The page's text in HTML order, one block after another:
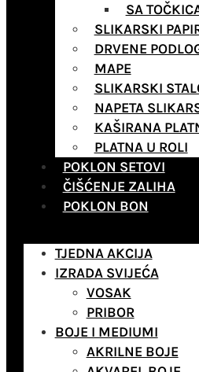
SA
SLIKARSKI
DRVENE
MAPE
SLIKARSKI
NAPETA
KAŠIRANA
PLATNA U ROLI
POKLON SETOVI
ČIŠĆENJE ZALIHA
POKLON BON
TJEDNA AKCIJA
IZRADA SVIJEĆA
VOSAK
PRIBOR
BOJE I MEDIUMI
AKRILNE BOJE